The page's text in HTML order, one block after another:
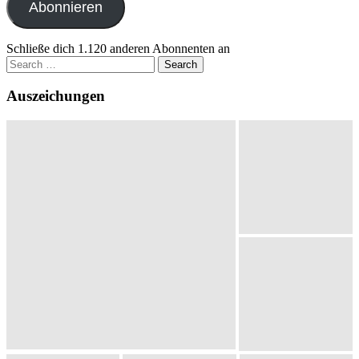
Abonnieren
Schließe dich 1.120 anderen Abonnenten an
Search
for:
Auszeichungen